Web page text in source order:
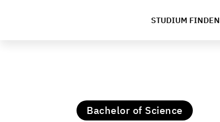
STUDIUM FINDEN
Bachelor of Science